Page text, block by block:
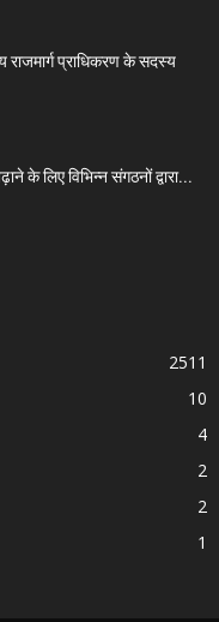
राजमार्ग प्राधिकरण के सदस्य
के लिए विभिन्न संगठनों द्वारा...
2511
10
4
2
2
1